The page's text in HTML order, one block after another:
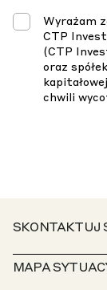
Wyrażam
CTP
(CTP
oraz
chwili
SKONTAKTUJ
KONTAKT
MAPA